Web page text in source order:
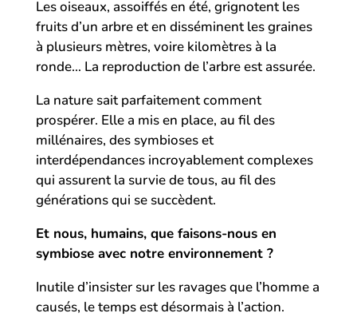
Les oiseaux, assoiffés en été, grignotent les
fruits d’un arbre et en disséminent les graines
à plusieurs mètres, voire kilomètres à la
ronde… La reproduction de l’arbre est assurée.
La nature sait parfaitement comment
prospérer. Elle a mis en place, au fil des
millénaires, des symbioses et
interdépendances incroyablement complexes
qui assurent la survie de tous, au fil des
générations qui se succèdent.
Et nous, humains, que faisons-nous en
symbiose avec notre environnement ?
Inutile d’insister sur les ravages que l’homme a
causés, le temps est désormais à l’action.